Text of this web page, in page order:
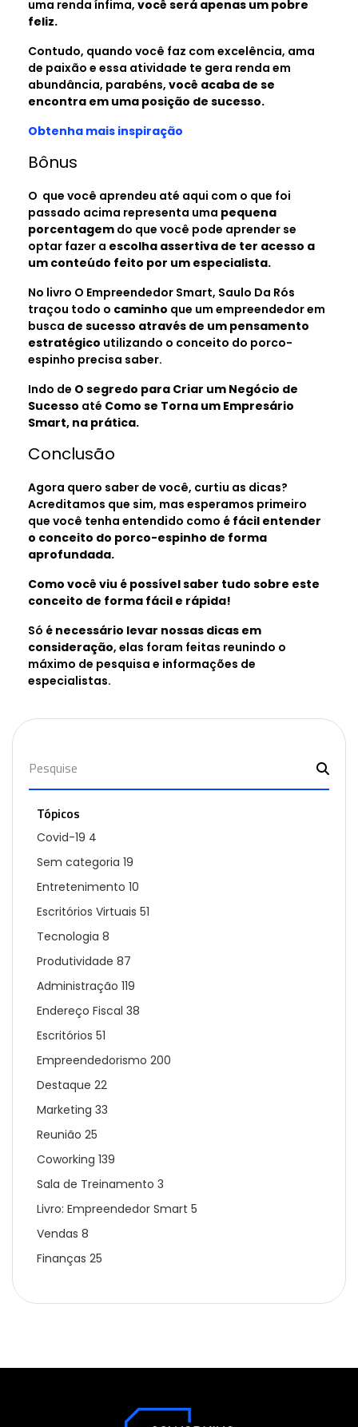
uma renda ínfima, você será apenas um pobre
feliz.
Contudo, quando você faz com excelência, ama
de paixão e essa atividade te gera renda em
abundância, parabéns, você acaba de se
encontra em uma posição de sucesso.
Obtenha mais inspiração
Bônus
O que você aprendeu até aqui com o que foi
passado acima representa uma pequena
porcentagem do que você pode aprender se
optar fazer a escolha assertiva de ter acesso a
um conteúdo feito por um especialista.
No livro O Empreendedor Smart, Saulo Da Rós
traçou todo o caminho que um empreendedor em
busca de sucesso através de um pensamento
estratégico utilizando o conceito do porco-
espinho precisa saber.
Indo de O segredo para Criar um Negócio de
Sucesso até Como se Torna um Empresário
Smart, na prática.
Conclusão
Agora quero saber de você, curtiu as dicas?
Acreditamos que sim, mas esperamos primeiro
que você tenha entendido como é fácil entender
o conceito do porco-espinho de forma
aprofundada.
Como você viu é possível saber tudo sobre este
conceito de forma fácil e rápida!
Só é necessário levar nossas dicas em
consideração, elas foram feitas reunindo o
máximo de pesquisa e informações de
especialistas.
Tópicos
Covid-19 4
Sem categoria 19
Entretenimento 10
Escritórios Virtuais 51
Tecnologia 8
Produtividade 87
Administração 119
Endereço Fiscal 38
Escritórios 51
Empreendedorismo 200
Destaque 22
Marketing 33
Reunião 25
Coworking 139
Sala de Treinamento 3
Livro: Empreendedor Smart 5
Vendas 8
Finanças 25